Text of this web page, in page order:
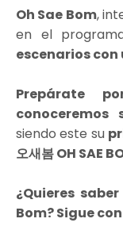
Oh Sae Bom,
en el
escenarios
Prepárate
conoceremos
siendo este su
오새봄 OH SAE
¿Quieres
Bom? Sigue con